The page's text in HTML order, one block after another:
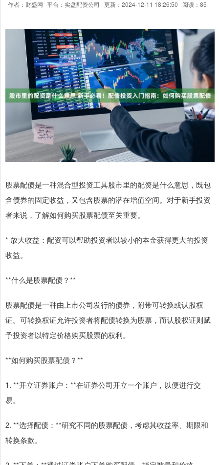
作者：财盛网 平台：实盘配资公司 更新：2024-12-11 18:26:50 阅读：85
股票配债是一种混合型投资工具股市里的配资是什么意思，既包
含债券的固定收益，又包含股票的潜在增值空间。对于新手投资
者来说，了解如何购买股票配债至关重要。
* 放大收益：配资可以帮助投资者以较小的本金获得更大的投资
收益。
**什么是股票配债？**
股票配债是一种由上市公司发行的债券，附带可转换或认股权
证。可转换权证允许投资者将配债转换为股票，而认股权证则赋
予投资者以特定价格购买股票的权利。
**如何购买股票配债？**
1. **开立证券账户：**在证券公司开立一个账户，以便进行交
易。
2. **选择配债：**研究不同的股票配债，考虑其收益率、期限和
转换条款。